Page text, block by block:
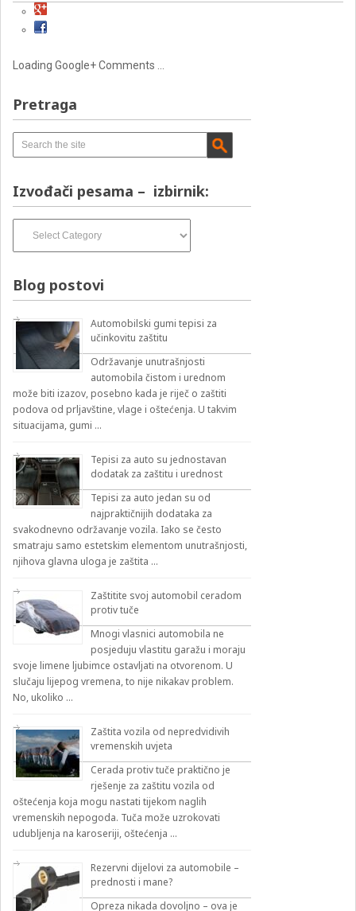
Loading Google+ Comments ...
Pretraga
Izvođači pesama – izbirnik:
pesama
Blog postovi
Automobilski gumi tepisi za
učinkovitu zaštitu
Održavanje unutrašnjosti
automobila čistom i urednom
može biti izazov, posebno kada je riječ o zaštiti
podova od prljavštine, vlage i oštećenja. U takvim
situacijama, gumi …
Tepisi za auto su jednostavan
dodatak za zaštitu i urednost
Tepisi za auto jedan su od
najpraktičnijih dodataka za
svakodnevno održavanje vozila. Iako se često
smatraju samo estetskim elementom unutrašnjosti,
njihova glavna uloga je zaštita …
Zaštitite svoj automobil ceradom
protiv tuče
Mnogi vlasnici automobila ne
posjeduju vlastitu garažu i moraju
svoje limene ljubimce ostavljati na otvorenom. U
slučaju lijepog vremena, to nije nikakav problem.
No, ukoliko …
Zaštita vozila od nepredvidivih
vremenskih uvjeta
Cerada protiv tuče praktično je
rješenje za zaštitu vozila od
oštećenja koja mogu nastati tijekom naglih
vremenskih nepogoda. Tuča može uzrokovati
udubljenja na karoseriji, oštećenja …
Rezervni dijelovi za automobile –
prednosti i mane?
Opreza nikada dovoljno – ova je